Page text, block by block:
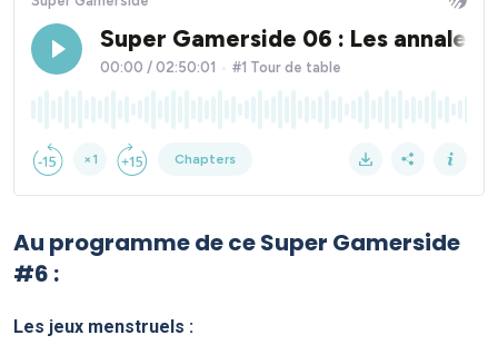
Au programme de ce Super Gamerside
#6 :
Les jeux menstruels :